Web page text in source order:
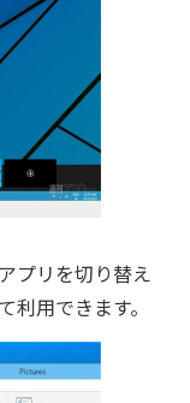
プリを切り替え
用できます。